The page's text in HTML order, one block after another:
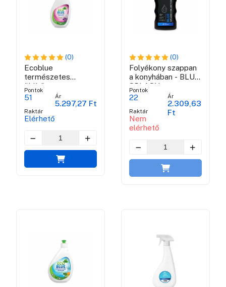
(0)
Ecoblue
természetes
öblítőszer
Pontok
51
Raktár
Elérhető
Ár
5.297,27 Ft
(0)
Folyékony szappan
a konyhában - BLUE
SPLASH
COLLECTION
Pontok
22
Raktár
Nem
elérhető
Ár
2.309,63
Ft